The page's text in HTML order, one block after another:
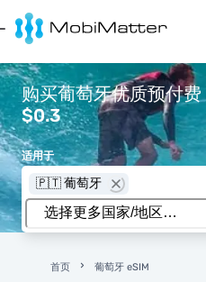
购买葡萄牙优质预付
$0.3
适用于
🇵🇹 葡萄牙
首页 葡萄牙 eSIM